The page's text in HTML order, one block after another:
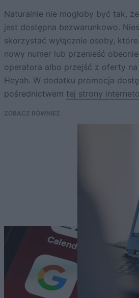
Naturalnie nie mogłoby być tak,
jest dostępna bezwarunkowo.
skorzystać wyłącznie osoby,
nowy numer lub przenieść
operatora albo przejść z oferty
Heyah. W dodatku promocja
pośrednictwem tej strony
ZOBACZ RÓWNIEŻ